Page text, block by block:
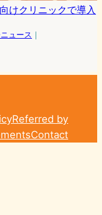
けクリニックで導入
ュース ｜
Referred by
Contact